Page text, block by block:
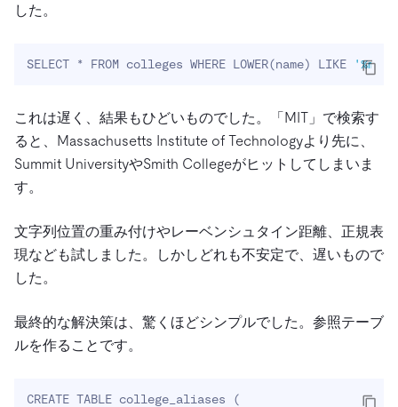
した。
SELECT * FROM colleges WHERE LOWER(name) LIKE
これは遅く、結果もひどいものでした。「MIT」で検索す
ると、Massachusetts Institute of Technologyより先に、
Summit UniversityやSmith Collegeがヒットしてしまいま
す。
文字列位置の重み付けやレーベンシュタイン距離、正規表
現なども試しました。しかしどれも不安定で、遅いもので
した。
最終的な解決策は、驚くほどシンプルでした。参照テーブ
ルを作ることです。
CREATE TABLE college_aliases
(